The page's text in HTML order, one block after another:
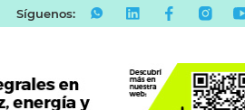
Síguenos: